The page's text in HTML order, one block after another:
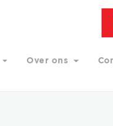
Over ons